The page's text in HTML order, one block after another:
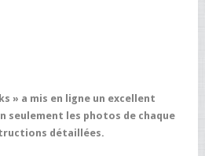
» a mis en ligne un excellent
seulement les photos de chaque
détaillées.